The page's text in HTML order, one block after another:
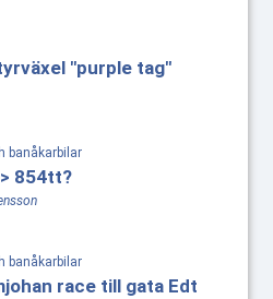
"purple tag"
banåkarbilar
854tt?
banåkarbilar
race till gata Edt